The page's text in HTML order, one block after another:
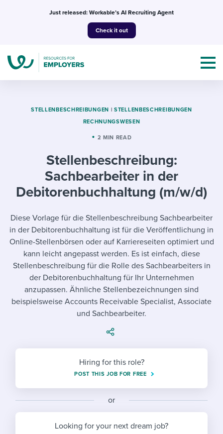
Just released: Workable’s AI Recruiting Agent
Check it out
Topics
I NEED HELP WITH...
Evaluating candidates
Working together with others
Developing & retaining people
Ensuring compliance
Finding and attracting people
Establishing an employer brand
Candidate/employee experiences
Templates & Guides
Job description templates
Interview question templates
Policy templates
Onboarding checklists
Step-by-step tutorials
Free ebooks & reports
HR terms
I’m a jobseeker
I WANT TO LEARN ABOUT...
Applying for a job
Interview process
Pay & benefits
Career development
Modern working life
Workable customer stories
Explore Workable
Request a demo
Start a free trial
STELLENBESCHREIBUNGEN | STELLENBESCHREIBUNGEN
RECHNUNGSWESEN
2 MIN READ
Stellenbeschreibung:
Sachbearbeiter in der
Debitorenbuchhaltung (m/w/d)
Diese Vorlage für die Stellenbeschreibung Sachbearbeiter
in der Debitorenbuchhaltung ist für die Veröffentlichung in
Online-Stellenbörsen oder auf Karriereseiten optimiert und
kann leicht angepasst werden. Es ist einfach, diese
Stellenbeschreibung für die Rolle des Sachbearbeiters in
der Debitorenbuchhaltung für Ihr Unternehmen
anzupassen. Ähnliche Stellenbezeichnungen sind
beispielsweise Accounts Receivable Specialist, Associate
und Sachbearbeiter.
Hiring for this role?
POST THIS JOB FOR FREE
or
Looking for your next dream job?